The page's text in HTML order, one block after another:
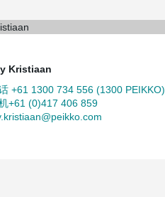
Kristiaan
+61 1300 734 556 (1300 PEIKKO)
+61 (0)417 406 859